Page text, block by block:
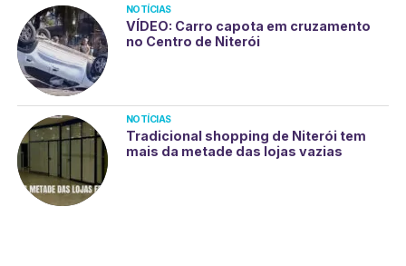
NOTÍCIAS
VÍDEO: Carro capota em cruzamento
no Centro de Niterói
NOTÍCIAS
Tradicional shopping de Niterói tem
mais da metade das lojas vazias